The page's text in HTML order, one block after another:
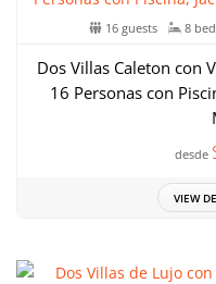
16 guests 8
Dos Villas Caleton con
16 Personas con
desde
VIEW